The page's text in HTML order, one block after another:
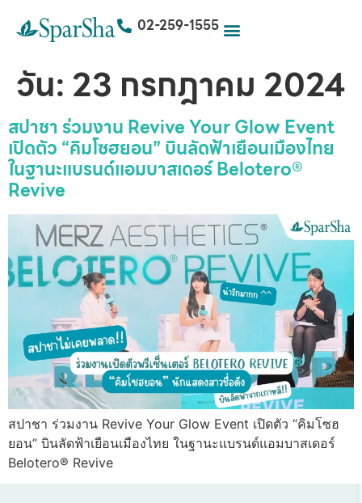
02-259-1555
วัน:23 กรกฎาคม 2024
สปาชา ร่วมงาน Revive Your Glow Event
เปิดตัว “คิมโซฮยอน” บินลัดฟ้าเยือนเมืองไทย
ในฐานะแบรนด์แอมบาสเดอร์ Belotero®
Revive
สปาชา ร่วมงาน Revive Your Glow Event เปิดตัว “คิมโซฮ
ยอน” บินลัดฟ้าเยือนเมืองไทย ในฐานะแบรนด์แอมบาสเดอร์
Belotero® Revive